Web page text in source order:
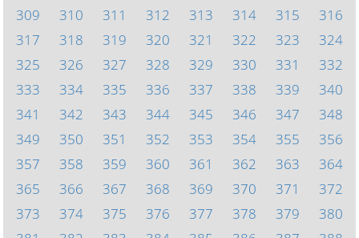
309
310 311 312 313 314 315
316
317
318 319 320 321 322 323
324
325
326 327 328 329 330 331
332
333
334 335 336 337 338 339
340
341
342 343 344 345 346 347
348
349
350 351 352 353 354 355
356
357
358 359 360 361 362 363
364
365
366 367 368 369 370 371
372
373
374 375 376 377 378 379
380